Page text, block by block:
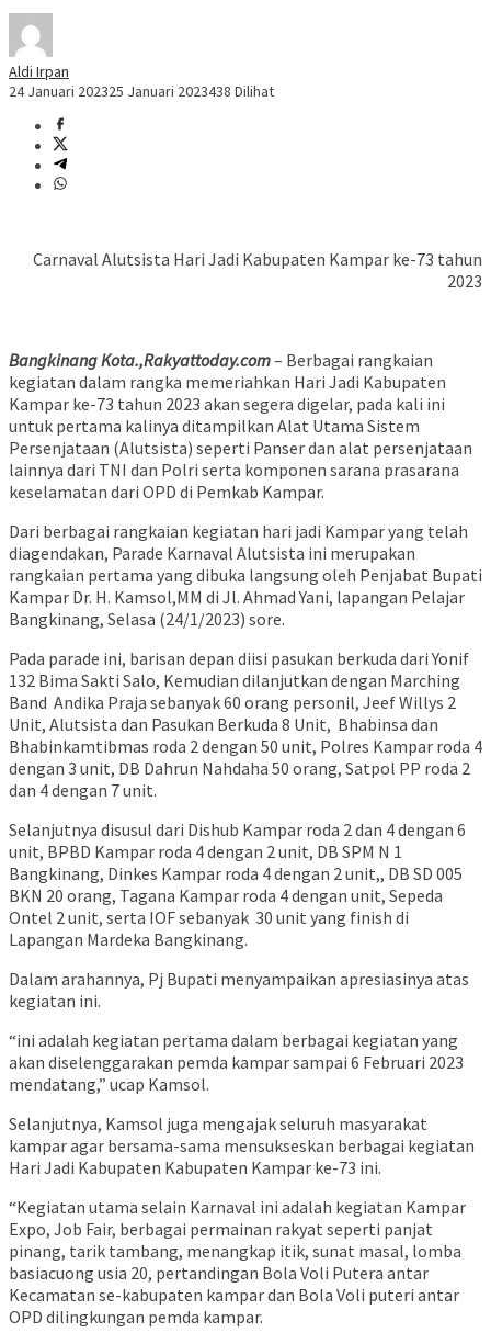
Aldi Irpan
24 Januari 202325 Januari 2023438 Dilihat
Carnaval Alutsista Hari Jadi Kabupaten Kampar ke-73 tahun
2023
Bangkinang Kota.,Rakyattoday.com– Berbagai rangkaian
kegiatan dalam rangka memeriahkan Hari Jadi Kabupaten
Kampar ke-73 tahun 2023 akan segera digelar, pada kali ini
untuk pertama kalinya ditampilkan Alat Utama Sistem
Persenjataan (Alutsista) seperti Panser dan alat persenjataan
lainnya dari TNI dan Polri serta komponen sarana prasarana
keselamatan dari OPD di Pemkab Kampar.
Dari berbagai rangkaian kegiatan hari jadi Kampar yang telah
diagendakan, Parade Karnaval Alutsista ini merupakan
rangkaian pertama yang dibuka langsung oleh Penjabat Bupati
Kampar Dr. H. Kamsol,MM di Jl. Ahmad Yani, lapangan Pelajar
Bangkinang, Selasa (24/1/2023) sore.
Pada parade ini, barisan depan diisi pasukan berkuda dari Yonif
132 Bima Sakti Salo, Kemudian dilanjutkan dengan Marching
Band Andika Praja sebanyak 60 orang personil, Jeef Willys 2
Unit, Alutsista dan Pasukan Berkuda 8 Unit, Bhabinsa dan
Bhabinkamtibmas roda 2 dengan 50 unit, Polres Kampar roda 4
dengan 3 unit, DB Dahrun Nahdaha 50 orang, Satpol PP roda 2
dan 4 dengan 7 unit.
Selanjutnya disusul dari Dishub Kampar roda 2 dan 4 dengan 6
unit, BPBD Kampar roda 4 dengan 2 unit, DB SPM N 1
Bangkinang, Dinkes Kampar roda 4 dengan 2 unit,, DB SD 005
BKN 20 orang, Tagana Kampar roda 4 dengan unit, Sepeda
Ontel 2 unit, serta IOF sebanyak 30 unit yang finish di
Lapangan Mardeka Bangkinang.
Dalam arahannya, Pj Bupati menyampaikan apresiasinya atas
kegiatan ini.
“ini adalah kegiatan pertama dalam berbagai kegiatan yang
akan diselenggarakan pemda kampar sampai 6 Februari 2023
mendatang,” ucap Kamsol.
Selanjutnya, Kamsol juga mengajak seluruh masyarakat
kampar agar bersama-sama mensukseskan berbagai kegiatan
Hari Jadi Kabupaten Kabupaten Kampar ke-73 ini.
“Kegiatan utama selain Karnaval ini adalah kegiatan Kampar
Expo, Job Fair, berbagai permainan rakyat seperti panjat
pinang, tarik tambang, menangkap itik, sunat masal, lomba
basiacuong usia 20, pertandingan Bola Voli Putera antar
Kecamatan se-kabupaten kampar dan Bola Voli puteri antar
OPD dilingkungan pemda kampar.